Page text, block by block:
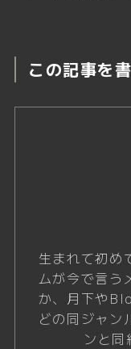
この記事を
生まれて初め
ムが今で言う
か、月下や
どの同ジャン
ンと同